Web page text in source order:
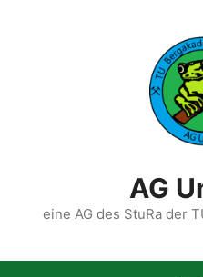
AG
eine AG des StuRa der